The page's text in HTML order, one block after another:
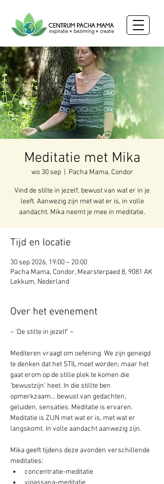
Meditatie met Mika
wo 30 sep
  |
Pacha Mama, Condor
Vind de stilte in jezelf, bewust van wat er in je
leeft. Aanwezig zijn met wat er is, in volle
aandacht. Mika neemt je mee in meditatie.
Tijd en locatie
30 sep 2026, 19:00 – 20:00
Pacha Mama, Condor, Mearsterpaed 8, 9081 AK
Lekkum, Nederland
Over het evenement
~ ‘De stilte in jezelf’ ~
Mediteren vraagt om oefening. We zijn geneigd
te denken dat het STIL moet worden; maar het
gaat erom op de stille plek te komen die
‘bewustzijn’ heet. In die stillte ben
opmerkzaam... bewust van gedachten,
geluiden, sensaties. Meditatie is ervaren.
Meditatie is ZIJN met wat er is, met wat er
langskomt. In volle aandacht aanwezig zijn.
Mika geeft tijdens deze avonden verschillende
meditaties:
concentratie-meditatie